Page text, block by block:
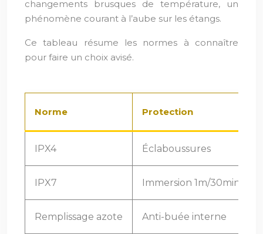
changements brusques de température, un
phénomène courant à l’aube sur les étangs.
Ce tableau résume les normes à connaître
pour faire un choix avisé.
Norme Protection
IPX4 Éclaboussures
IPX7 Immersion 1m/30min
Remplissage azote Anti-buée interne